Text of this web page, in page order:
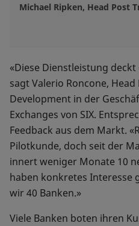
Michael Ripken, Head Post
«Diese Dienstleistung
sagt Valerio Roncone,
Development in der
Exchanges von SIX.
Feedback aus dem Markt.
Pilotkunde, doch seit der
innert weniger Monate 10
haben konkretes Interesse
wir 40 Banken.»
Viele Banken boten ihren